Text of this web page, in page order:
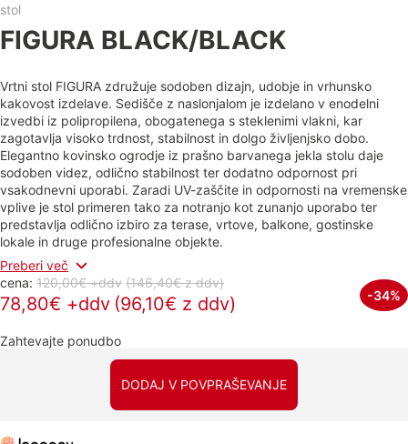
stol
FIGURA BLACK/BLACK
Vrtni stol FIGURA združuje sodoben dizajn, udobje in vrhunsko
kakovost izdelave. Sedišče z naslonjalom je izdelano v enodelni
izvedbi iz polipropilena, obogatenega s steklenimi vlakni, kar
zagotavlja visoko trdnost, stabilnost in dolgo življenjsko dobo.
Elegantno kovinsko ogrodje iz prašno barvanega jekla stolu daje
sodoben videz, odlično stabilnost ter dodatno odpornost pri
vsakodnevni uporabi. Zaradi UV-zaščite in odpornosti na vremenske
vplive je stol primeren tako za notranjo kot zunanjo uporabo ter
predstavlja odlično izbiro za terase, vrtove, balkone, gostinske
lokale in druge profesionalne objekte.
Preberi več
cena: 120,00€ +ddv (146,40€z ddv)
78,80€ +ddv (96,10€ z ddv) -34%
Zahtevajte ponudbo
DODAJ V POVPRAŠEVANJE